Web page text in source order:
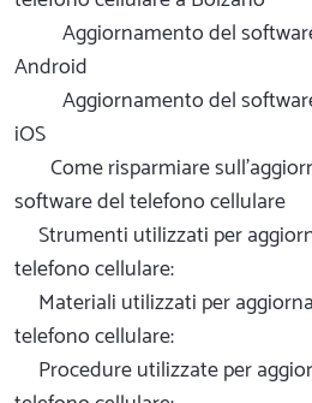
Aggiornamento del
Android
Aggiornamento del
iOS
Come risparmiare
software del telefono cellulare
Strumenti utilizzati per
telefono cellulare:
Materiali utilizzati per
telefono cellulare:
Procedure utilizzate per